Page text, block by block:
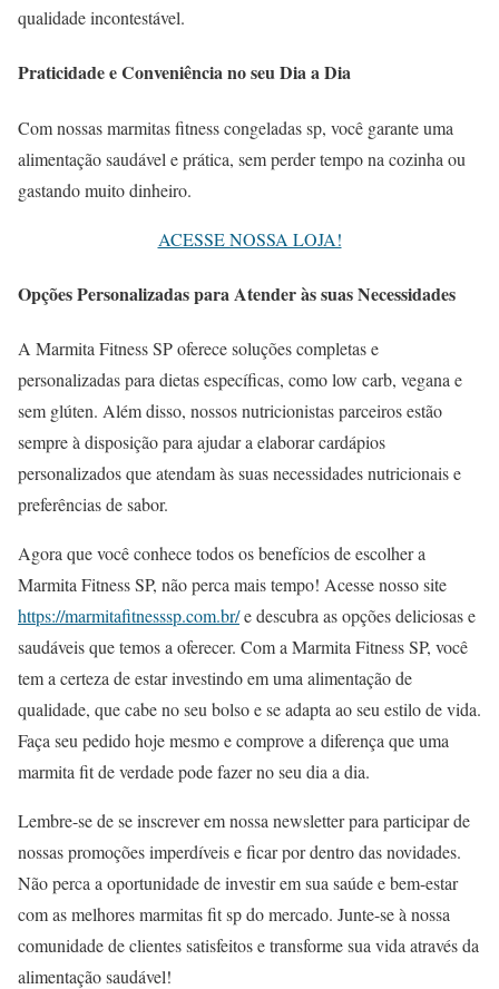
qualidade incontestável.
Praticidade e Conveniência no seu Dia a Dia
Com nossas marmitas fitness congeladas sp, você garante uma
alimentação saudável e prática, sem perder tempo na cozinha ou
gastando muito dinheiro.
ACESSE NOSSA LOJA!
Opções Personalizadas para Atender às suas Necessidades
A Marmita Fitness SP oferece soluções completas e
personalizadas para dietas específicas, como low carb, vegana e
sem glúten. Além disso, nossos nutricionistas parceiros estão
sempre à disposição para ajudar a elaborar cardápios
personalizados que atendam às suas necessidades nutricionais e
preferências de sabor.
Agora que você conhece todos os benefícios de escolher a
Marmita Fitness SP, não perca mais tempo! Acesse nosso site
https://marmitafitnesssp.com.br/e descubra as opções deliciosas e
saudáveis que temos a oferecer. Com a Marmita Fitness SP, você
tem a certeza de estar investindo em uma alimentação de
qualidade, que cabe no seu bolso e se adapta ao seu estilo de vida.
Faça seu pedido hoje mesmo e comprove a diferença que uma
marmita fit de verdade pode fazer no seu dia a dia.
Lembre-se de se inscrever em nossa newsletter para participar de
nossas promoções imperdíveis e ficar por dentro das novidades.
Não perca a oportunidade de investir em sua saúde e bem-estar
com as melhores marmitas fit sp do mercado. Junte-se à nossa
comunidade de clientes satisfeitos e transforme sua vida através da
alimentação saudável!